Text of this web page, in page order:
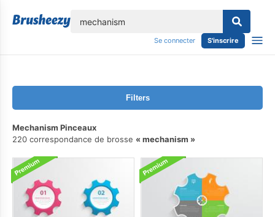
Se connecter S'inscrire
Filters
Mechanism Pinceaux
220 correspondance de brosse
mechanism